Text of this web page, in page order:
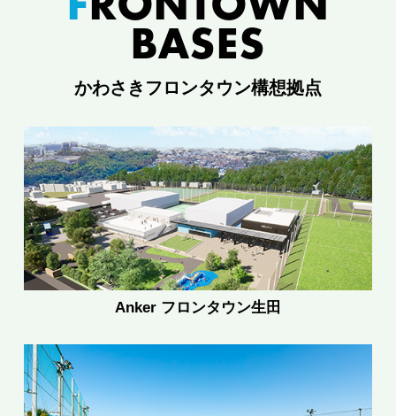
BASES
かわさきフロンタウン構想拠点
Anker フロンタウン生田